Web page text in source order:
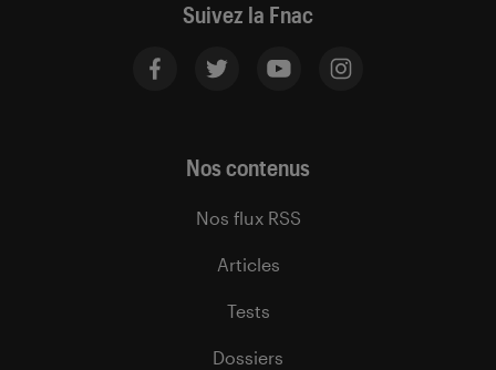
Suivez la Fnac
Nos contenus
Nos flux RSS
Articles
Tests
Dossiers